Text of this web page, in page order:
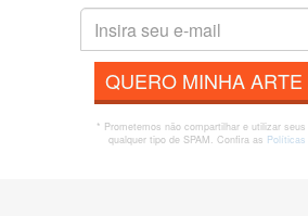
QUERO MINHA ARTE
* Prometemos não compartilhar e utilizar
qualquer tipo de SPAM. Confira as Políticas